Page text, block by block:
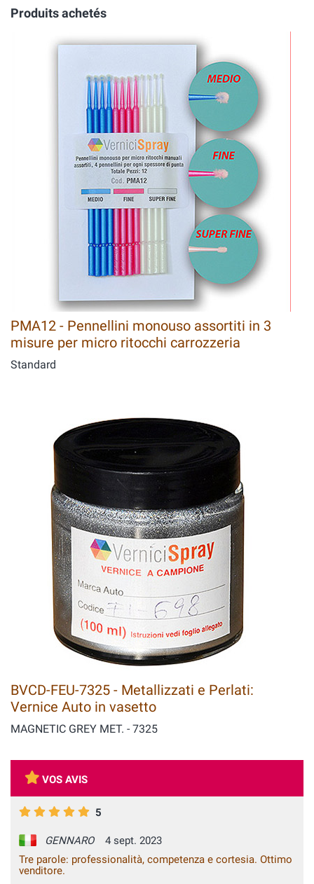
Produits achetés
PMA12 - Pennellini monouso assortiti in 3
misure per micro ritocchi carrozzeria
Standard
BVCD-FEU-7325 - Metallizzati e Perlati:
Vernice Auto in vasetto
MAGNETIC GREY MET. - 7325
VOS AVIS
5
GENNARO
4 sept. 2023
Tre parole: professionalità, competenza e cortesia. Ottimo
venditore.